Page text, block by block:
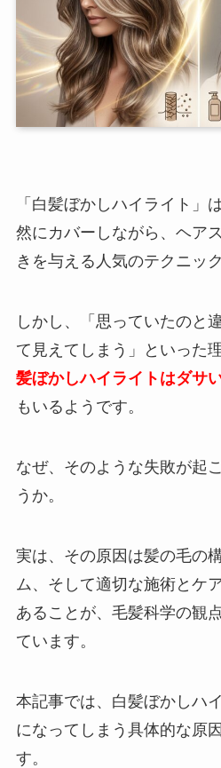
「白髪ぼかしハイライト」
然にカバーしながら、ヘア
きを与える人気のテクニック
しかし、「思っていたのと
て見えてしまう」といった
髪ぼかしハイライトはダサ
もいるようです。
なぜ、そのような失敗が起
うか。
実は、その原因は髪の毛の
ム、そして適切な施術とケ
あることが、毛髪科学の観
ています。
本記事では、白髪ぼかしハ
になってしまう具体的な原
す。